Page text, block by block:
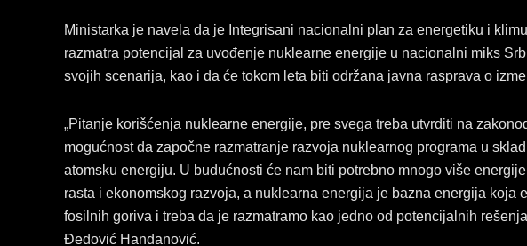
Ministarka je navela da je Integrisani nacionalni plan za energetiku i
razmatra potencijal za uvođenje nuklearne energije u nacionalni miks
svojih scenarija, kao i da će tokom leta biti održana javna rasprava o
„Pitanje korišćenja nuklearne energije, pre svega treba utvrditi na
mogućnost da započne razmatranje razvoja nuklearnog programa u
atomsku energiju. U budućnosti će nam biti potrebno mnogo više
rasta i ekonomskog razvoja, a nuklearna energija je bazna energija koja
fosilnih goriva i treba da je razmatramo kao jedno od potencijalnih
Đedović Handanović.